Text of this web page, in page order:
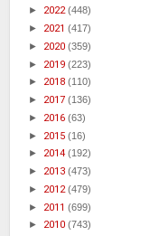
► 2022(448)
► 2021 (417)
► 2020 (359)
► 2019 (223)
► 2018 (110)
► 2017 (136)
► 2016 (63)
► 2015 (16)
► 2014 (192)
► 2013 (473)
► 2012(479)
► 2011 (699)
► 2010 (743)